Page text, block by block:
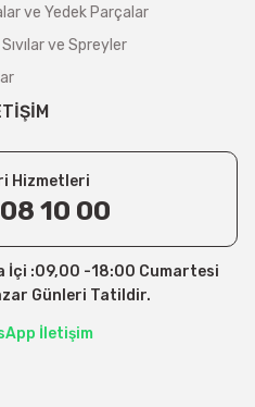
ve Yedek Parçalar
ve Spreyler
Hizmetleri
10 00
İçi :09,00 -18:00 Cumartesi
Günleri Tatildir.
İletişim